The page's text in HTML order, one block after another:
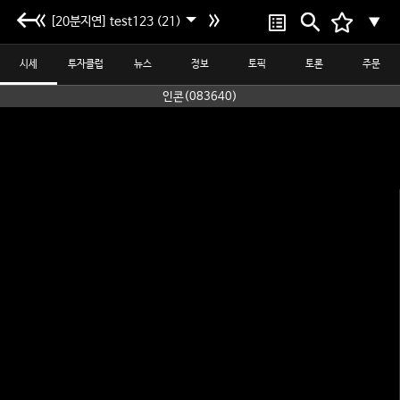
[20분지연] test123 (21) ▼
시세 투자클럽 뉴스 정보 토픽 토론 주문
인콘(083640)